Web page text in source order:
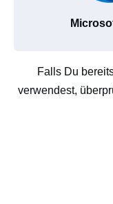
Falls Du
verwendest,